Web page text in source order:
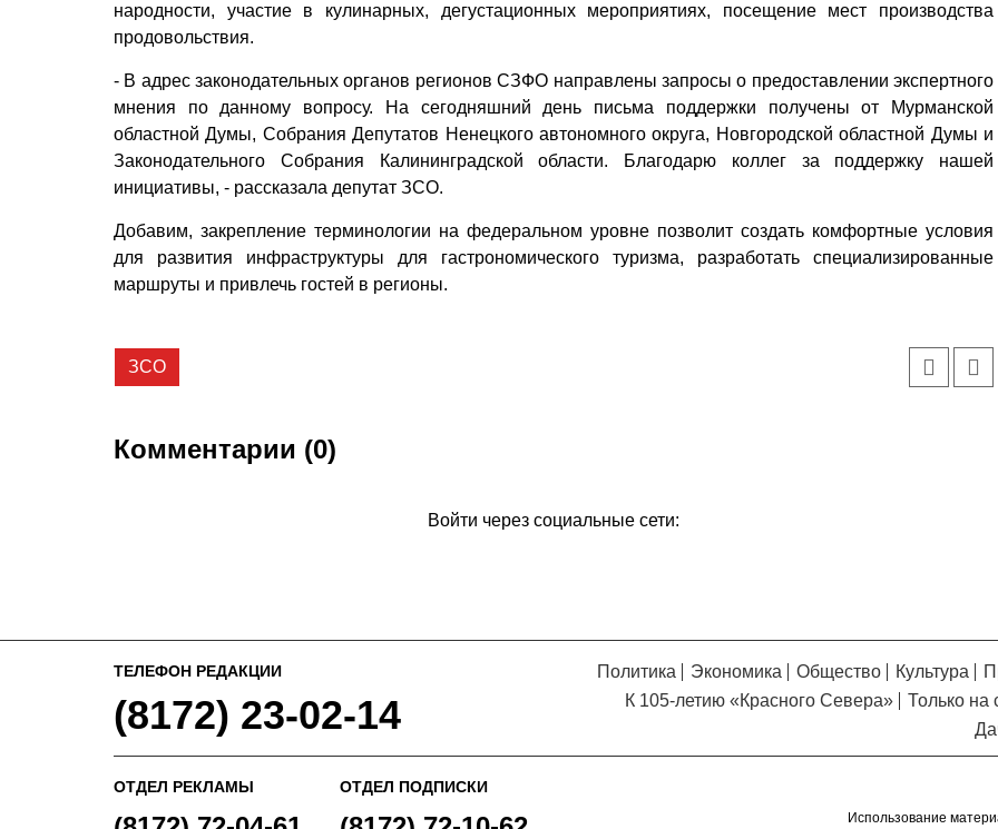
народности, участие в кулинарных, дегустационных мероприятиях, посещение мест производства
продовольствия.
- В адрес законодательных органов регионов СЗФО направлены запросы о предоставлении экспертного
мнения по данному вопросу. На сегодняшний день письма поддержки получены от Мурманской
областной Думы, Собрания Депутатов Ненецкого автономного округа, Новгородской областной Думы и
Законодательного Собрания Калининградской области. Благодарю коллег за поддержку нашей
инициативы, - рассказала депутат ЗСО.
Добавим, закрепление терминологии на федеральном уровне позволит создать комфортные условия
для развития инфраструктуры для гастрономического туризма, разработать специализированные
маршруты и привлечь гостей в регионы.
ЗСО
Комментарии (0)
Войти через социальные сети:
ТЕЛЕФОН РЕДАКЦИИ
(8172) 23-02-14
Политика Экономика Общество Культура
К 105-летию «Красного Севера»
Только на
ОТДЕЛ РЕКЛАМЫ ОТДЕЛ ПОДПИСКИ
Использование